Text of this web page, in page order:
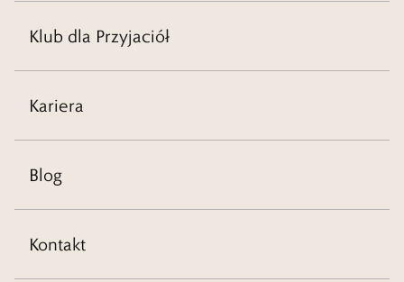
Klub dla Przyjaciół
Kariera
Blog
Kontakt